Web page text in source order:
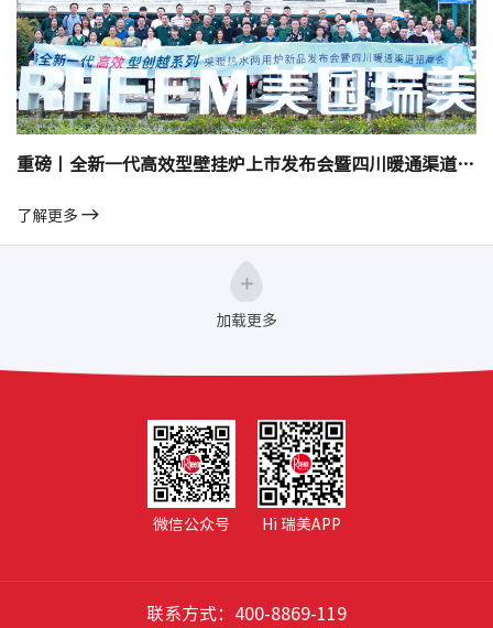
重磅丨全新一代高效型壁挂炉上市发布会暨四川暖通渠道招商会圆满召开！
了解更多
加载更多
微信公众号 Hi 瑞美APP
联系方式：400-8869-119